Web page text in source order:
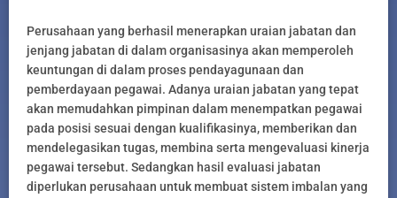
Perusahaan yang berhasil menerapkan uraian jabatan dan
jenjang jabatan di dalam organisasinya akan memperoleh
keuntungan di dalam proses pendayagunaan dan
pemberdayaan pegawai. Adanya uraian jabatan yang tepat
akan memudahkan pimpinan dalam menempatkan pegawai
pada posisi sesuai dengan kualifikasinya, memberikan dan
mendelegasikan tugas, membina serta mengevaluasi kinerja
pegawai tersebut. Sedangkan hasil evaluasi jabatan
diperlukan perusahaan untuk membuat sistem imbalan yang